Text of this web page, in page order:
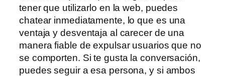
tener que utilizarlo en la web, puedes
chatear inmediatamente, lo que es una
ventaja y desventaja al carecer de una
manera fiable de expulsar usuarios que no
se comporten. Si te gusta la conversación,
puedes seguir a esa persona, y si ambos